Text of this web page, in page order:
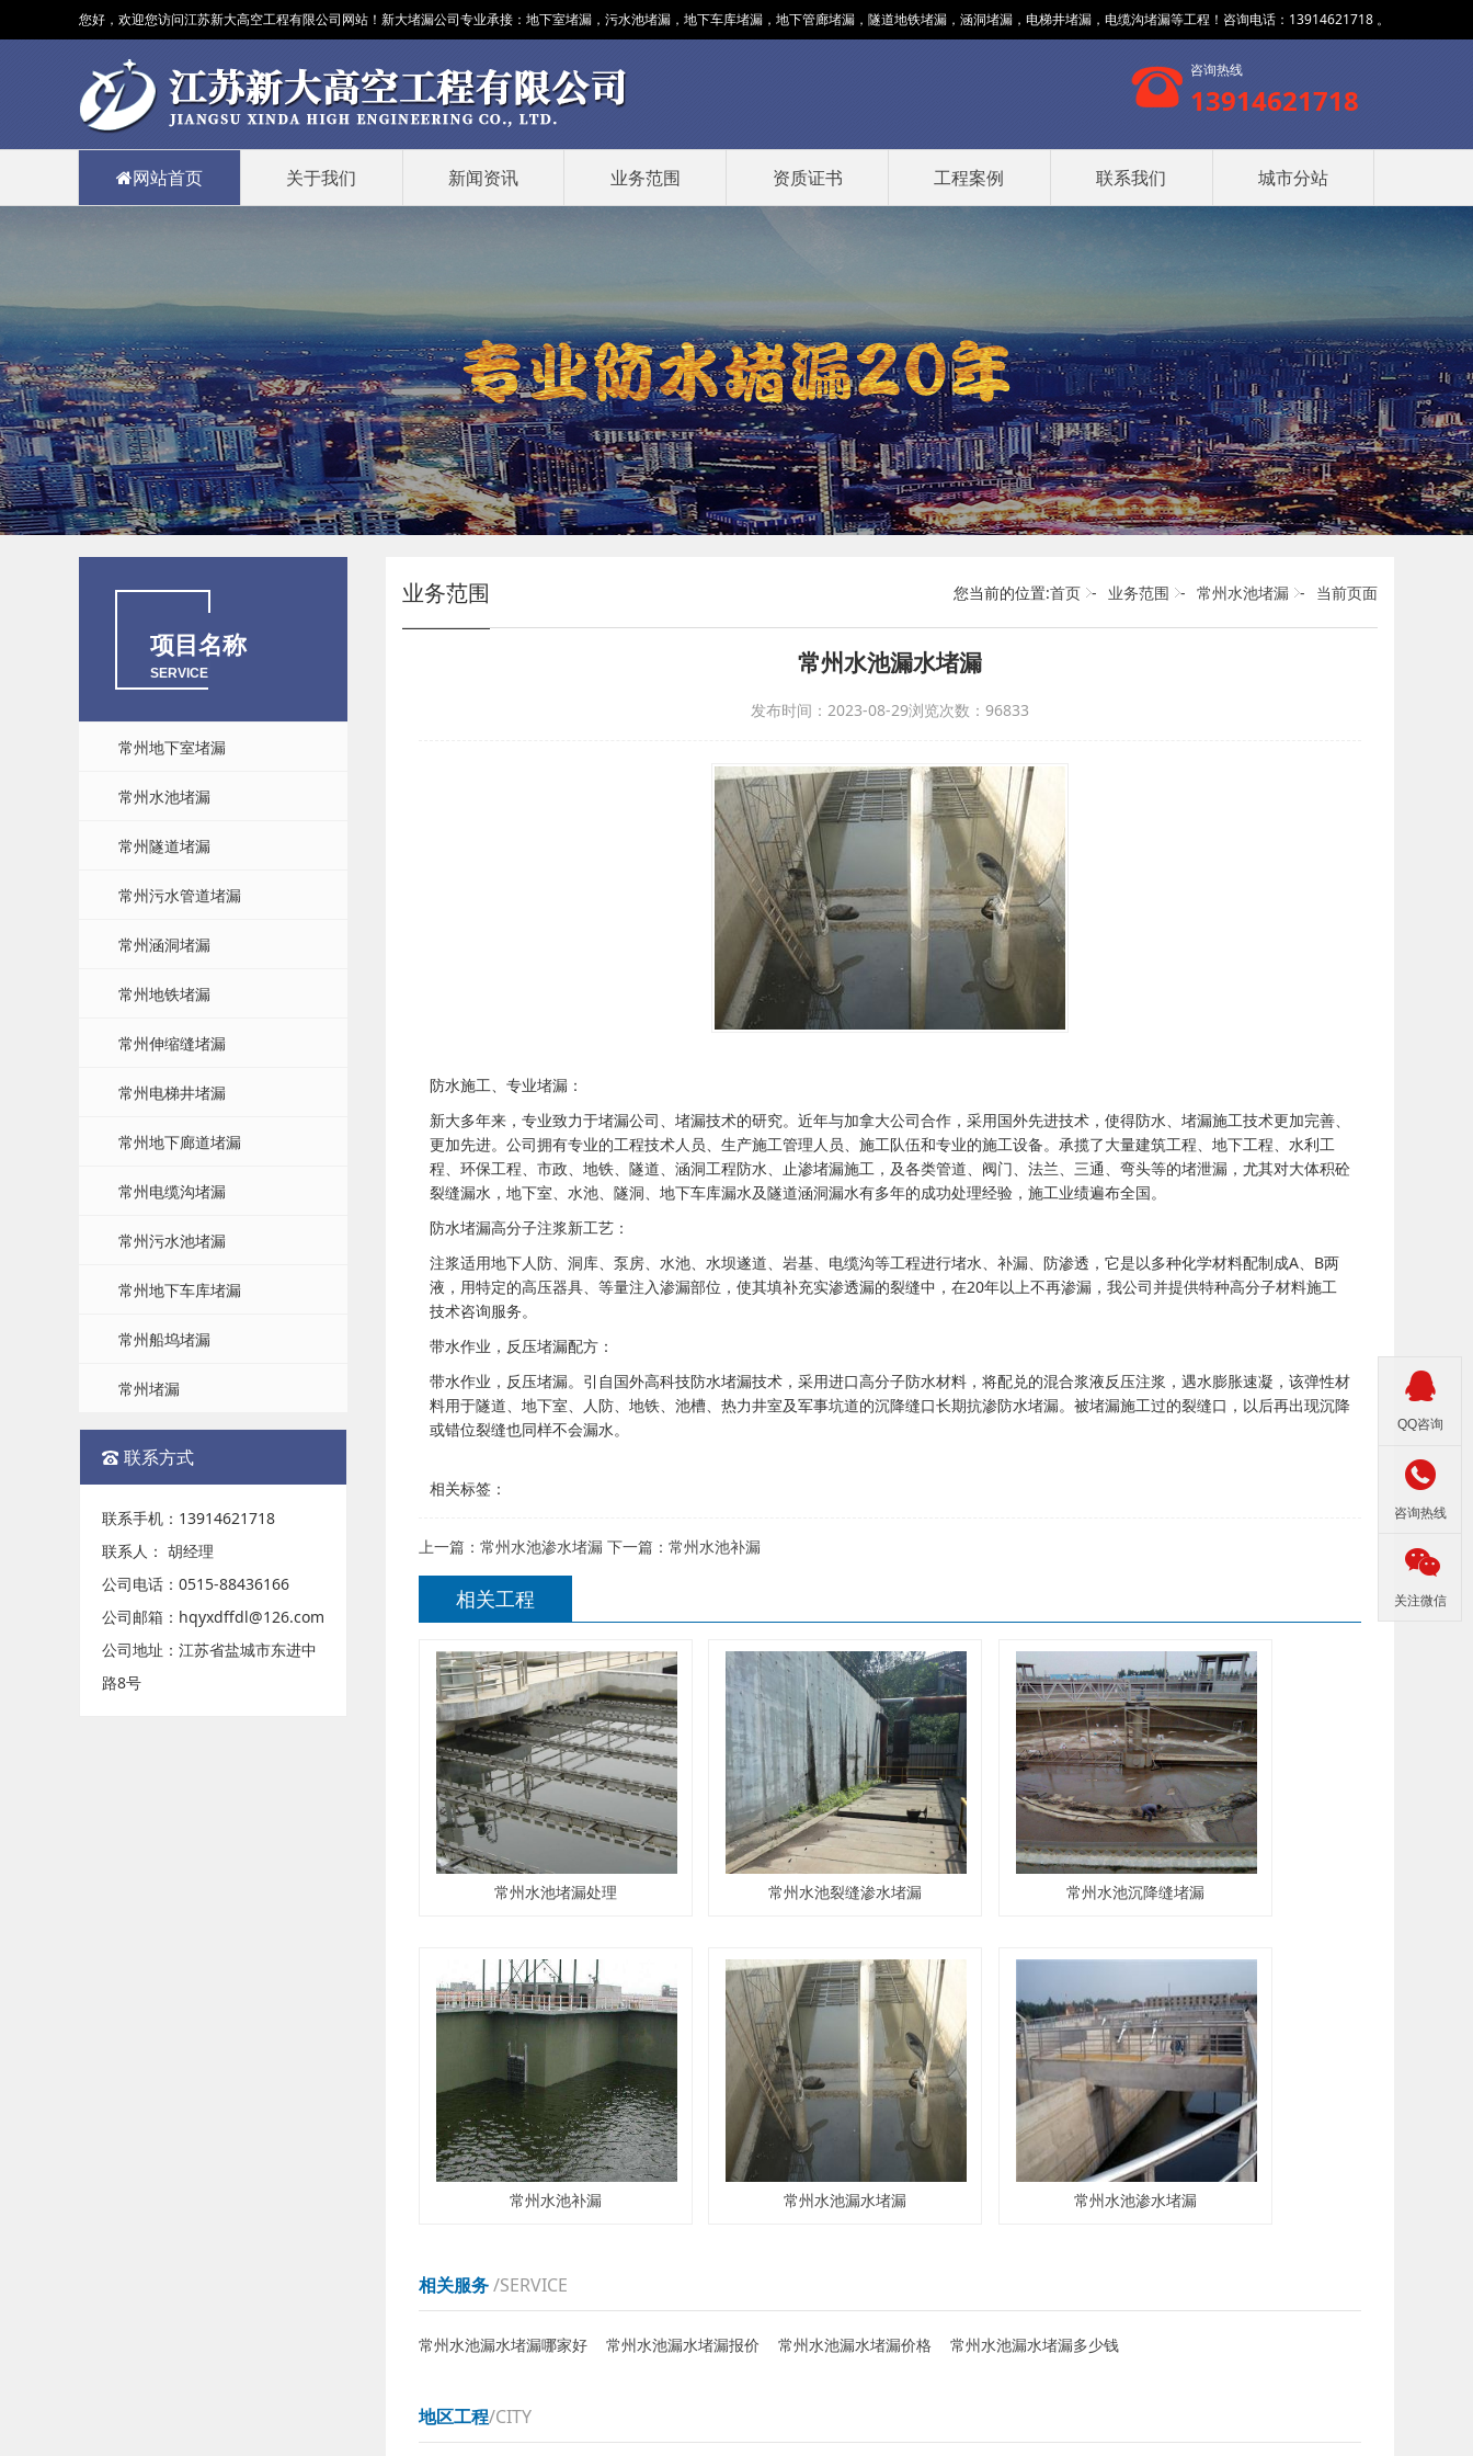
您好，欢迎您访问江苏新大高空工程有限公司网站！新大堵漏公司专业承接： 地下室堵漏 ，污水池堵漏，地下车库堵漏，地下管廊堵漏，隧道地铁堵漏，涵洞堵漏，电梯井堵漏，电缆沟堵漏等工程！咨询电话：13914621718 。
咨询热线
13914621718
网站首页 关于我们 新闻资讯 业务范围 资质证书 工程案例 联系我们 城市分站
项目名称
SERVICE
常州地下室堵漏
常州水池堵漏
常州隧道堵漏
常州污水管道堵漏
常州涵洞堵漏
常州地铁堵漏
常州伸缩缝堵漏
常州电梯井堵漏
常州地下廊道堵漏
常州电缆沟堵漏
常州污水池堵漏
常州地下车库堵漏
常州船坞堵漏
常州堵漏
联系方式
联系手机：13914621718
联系人： 胡经理
公司电话：0515-88436166
公司邮箱：hqyxdffdl@126.com
公司地址：江苏省盐城市东进中
路8号
业务范围 您当前的位置:首页 - 业务范围 - 常州水池堵漏 - 当前页面
常州水池漏水堵漏
发布时间：2023-08-29浏览次数：96833
防水施工、专业堵漏：
新大多年来，专业致力于堵漏公司、堵漏技术的研究。近年与加拿大公司合作，采用国外先进技术，使得防水、堵漏施工技术更加完善、
更加先进。公司拥有专业的工程技术人员、生产施工管理人员、施工队伍和专业的施工设备。承揽了大量建筑工程、地下工程、水利工
程、环保工程、市政、地铁、隧道、涵洞工程防水、止渗堵漏施工，及各类管道、阀门、法兰、三通、弯头等的堵泄漏，尤其对大体积砼
裂缝漏水，地下室、水池、隧洞、地下车库漏水及隧道涵洞漏水有多年的成功处理经验，施工业绩遍布全国。
防水堵漏高分子注浆新工艺：
注浆适用地下人防、洞库、泵房、水池、水坝遂道、岩基、电缆沟等工程进行堵水、补漏、防渗透，它是以多种化学材料配制成A、B两
液，用特定的高压器具、等量注入渗漏部位，使其填补充实渗透漏的裂缝中，在20年以上不再渗漏，我公司并提供特种高分子材料施工
技术咨询服务。
带水作业，反压堵漏配方：
带水作业，反压堵漏。引自国外高科技防水堵漏技术，采用进口高分子防水材料，将配兑的混合浆液反压注浆，遇水膨胀速凝，该弹性材
料用于隧道、地下室、人防、地铁、池槽、热力井室及军事坑道的沉降缝口长期抗渗防水堵漏。被堵漏施工过的裂缝口，以后再出现沉降
或错位裂缝也同样不会漏水。
相关标签：
上一篇： 常州水池渗水堵漏 下一篇： 常州水池补漏
相关工程
常州水池堵漏处理 常州水池裂缝渗水堵漏 常州水池沉降缝堵漏
常州水池补漏 常州水池漏水堵漏 常州水池渗水堵漏
相关服务/SERVICE
常州水池漏水堵漏哪家好 常州水池漏水堵漏报价 常州水池漏水堵漏价格 常州水池漏水堵漏多少钱
地区工程/CITY

QQ咨询

咨询热线

关注微信